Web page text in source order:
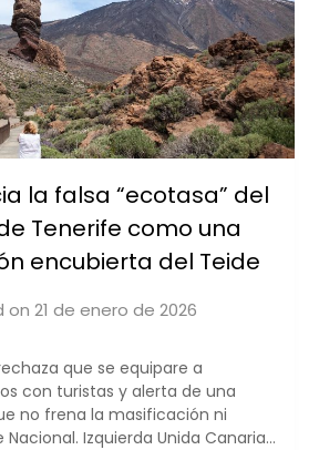
la falsa “ecotasa” del
Tenerife como una
encubierta del Teide
on 21 de enero de 2026
que se equipare a
con turistas y alerta de una
no frena la masificación ni
Izquierda Unida Canaria…